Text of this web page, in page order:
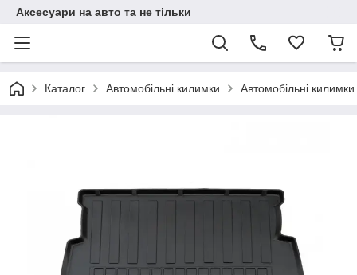
Аксесуари на авто та не тільки
Каталог Автомобільні килимки Автомобільні